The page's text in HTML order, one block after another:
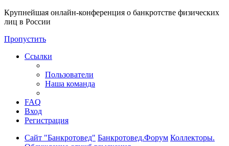
Крупнейшая онлайн-конференция о банкротстве физических
лиц в России
Пропустить
Ссылки
Пользователи
Наша команда
FAQ
Вход
Регистрация
Сайт "Банкротовед" Банкротовед.Форум Коллекторы.